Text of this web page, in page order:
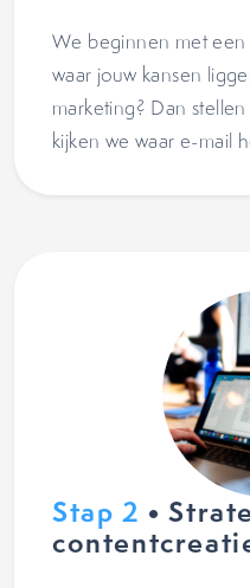
We beginnen met
waar jouw kansen
marketing? Dan
kijken we waar e-mail
Stap 2 •